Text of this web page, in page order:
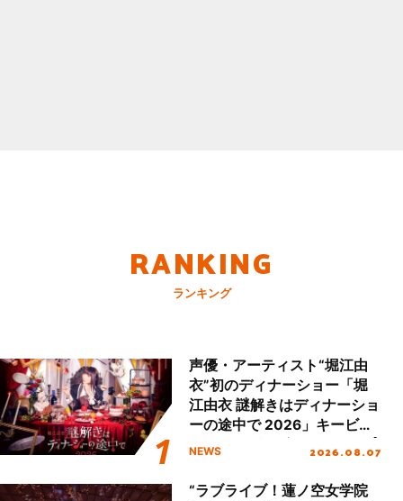
RANKING
ランキング
声優・アーティスト“堀江由
衣”初のディナーショー「堀
江由衣 謎解きはディナーショ
ーの途中で 2026」キービジ
ュアル＆グッズラインナップ
NEWS 2026.08.07
“ラブライブ！蓮ノ空女学院